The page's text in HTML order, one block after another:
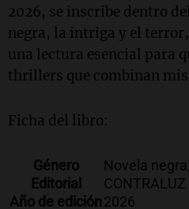
2026, se inscribe dentro
negra, la intriga y el
una lectura esencial para
thrillers que combinan
Ficha del libro:
Género
Novela
Editorial
Año de edición2026